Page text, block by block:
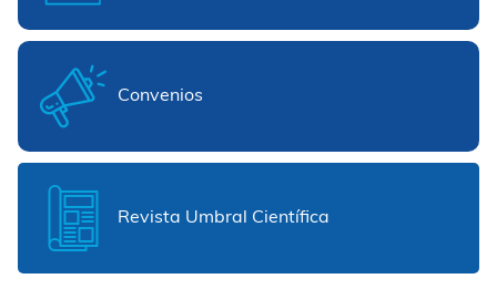
Convenios
Revista Umbral Científica